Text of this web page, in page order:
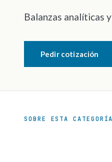
Balanzas analíticas
Pedir cotización
SOBRE ESTA CATEGORÍA